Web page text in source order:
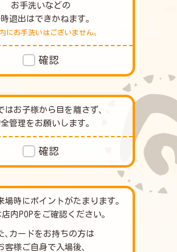
お手洗いなどの
退出はできかねます｡
にお手洗いはございません｡
確認
はお子様から目を離さず､
管理をお願いします｡
確認
場時にポイントがたまります｡
内POPをご確認ください｡
､カードをお持ちの方は
客様ご自身で入場後､